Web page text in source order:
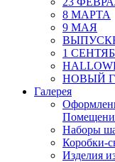
8 МАРТА
9 МАЯ
1
НОВЫЙ
Галерея
Наборы
Коробки-
Изделия